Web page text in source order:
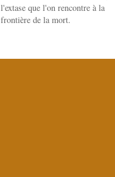
l'extase que l'on rencontre à la
frontière de la mort.